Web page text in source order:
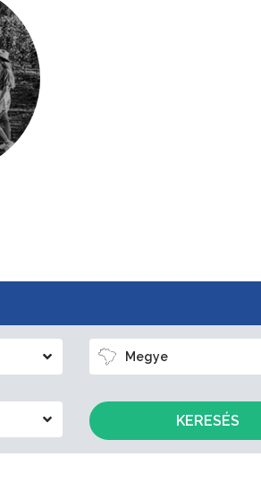
Megye
KERESÉS